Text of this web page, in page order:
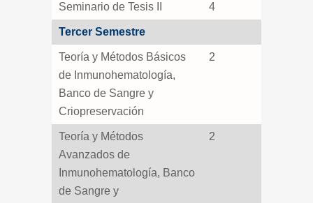
Seminario de Tesis II 4
Tercer Semestre
Teoría y Métodos Básicos
de Inmunohematología,
Banco de Sangre y
Criopreservación
2
Teoría y Métodos
Avanzados de
Inmunohematología, Banco
de Sangre y
2